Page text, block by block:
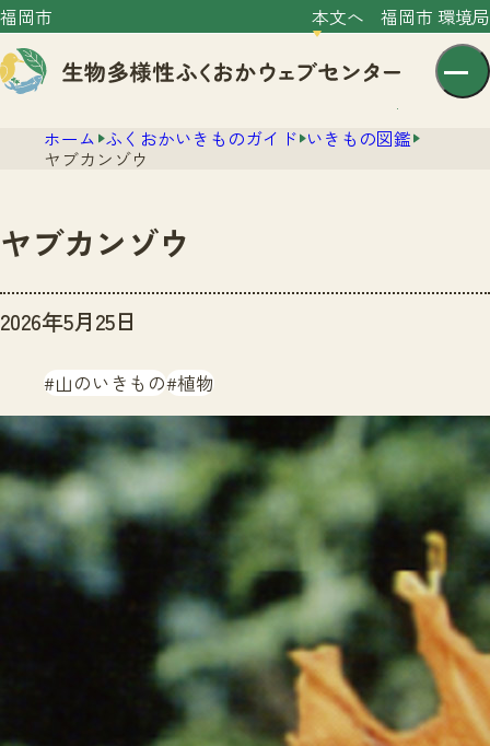
福岡市 本文へ 福岡市 環境局
センター紹介
サイトポリシー
プライバシーポリシー
ニュース
ニュースTOP
市の取組み
いきものガイド
いきものガイドTOP
注目のいきもの
生物多様性のめぐみ
いきもの図鑑
おでかけコース
保全アクション
イベント
いきもの調査隊
調査レポート
調査レポートTOP
調査結果
ふくおかいきものマップ
マッチング
マッチングTOP
掲載申し込みフォーム
お問合せ
ホーム ふくおかいきものガイド いきもの図鑑
ヤブカンゾウ
ヤブカンゾウ
2026年5月25日
山のいきもの 植物